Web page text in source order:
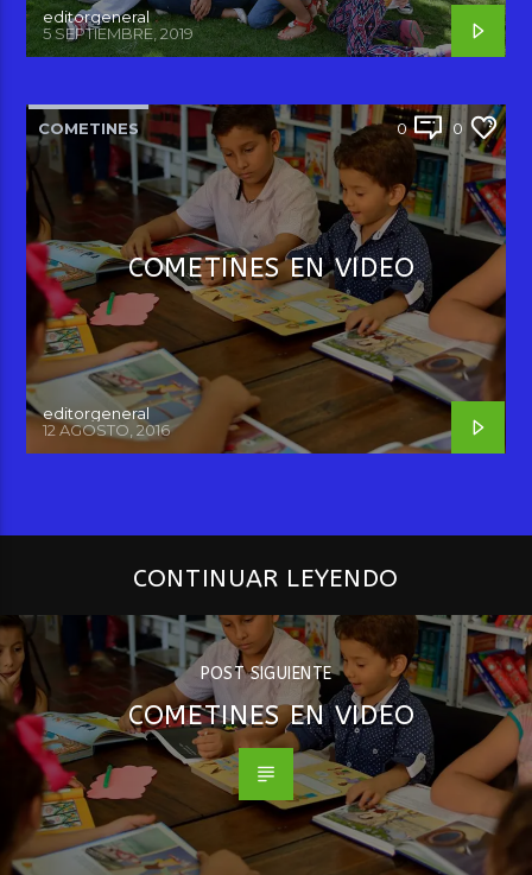
editorgeneral
5 SEPTIEMBRE, 2019
COMETINES 0 0
COMETINES EN VIDEO
editorgeneral
12 AGOSTO, 2016
CONTINUAR LEYENDO
POST SIGUIENTE
COMETINES EN VIDEO